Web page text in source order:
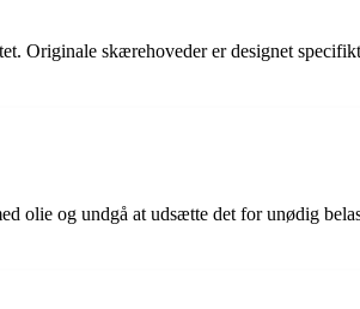
Originale skærehoveder er designet
olie og undgå at udsætte det for unødig